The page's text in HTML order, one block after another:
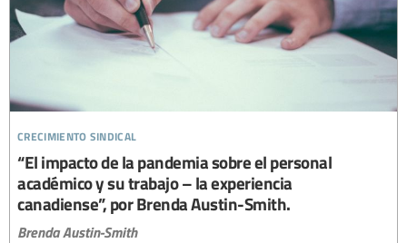
crecimiento sindical
“El impacto de la pandemia sobre el personal
académico y su trabajo – la experiencia
canadiense”, por Brenda Austin-Smith.
Brenda Austin-Smith